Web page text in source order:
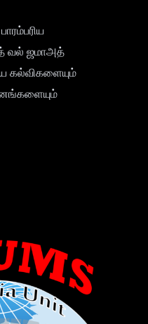
வல் ஜமாஅத்
கல்விகளையும்